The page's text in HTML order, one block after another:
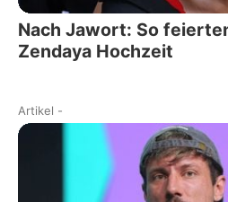
Nach Jawort: So
Zendaya Hochzeit
Artikel -